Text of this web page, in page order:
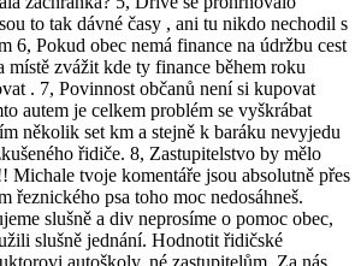
to tak dávné časy , ani tu nikdo nechodil s
6, Pokud obec nemá finance na údržbu cest
místě zvážit kde ty finance během roku
. 7, Povinnost občanů není si kupovat
autem je celkem problém se vyškrábat
několik set km a stejně k baráku nevyjedu
řidiče. 8, Zastupitelstvo by mělo
Michale tvoje komentáře jsou absolutně přes
řeznického psa toho moc nedosáhneš.
slušně a div neprosíme o pomoc obec,
slušně jednání. Hodnotit řidičské
autoškoly, né zastupitelům. Za nás